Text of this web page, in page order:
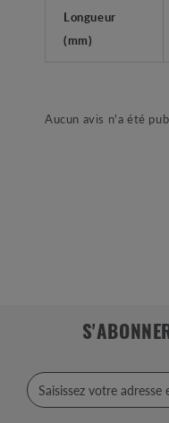
Longueur
(mm)
Aucun avis n'a été